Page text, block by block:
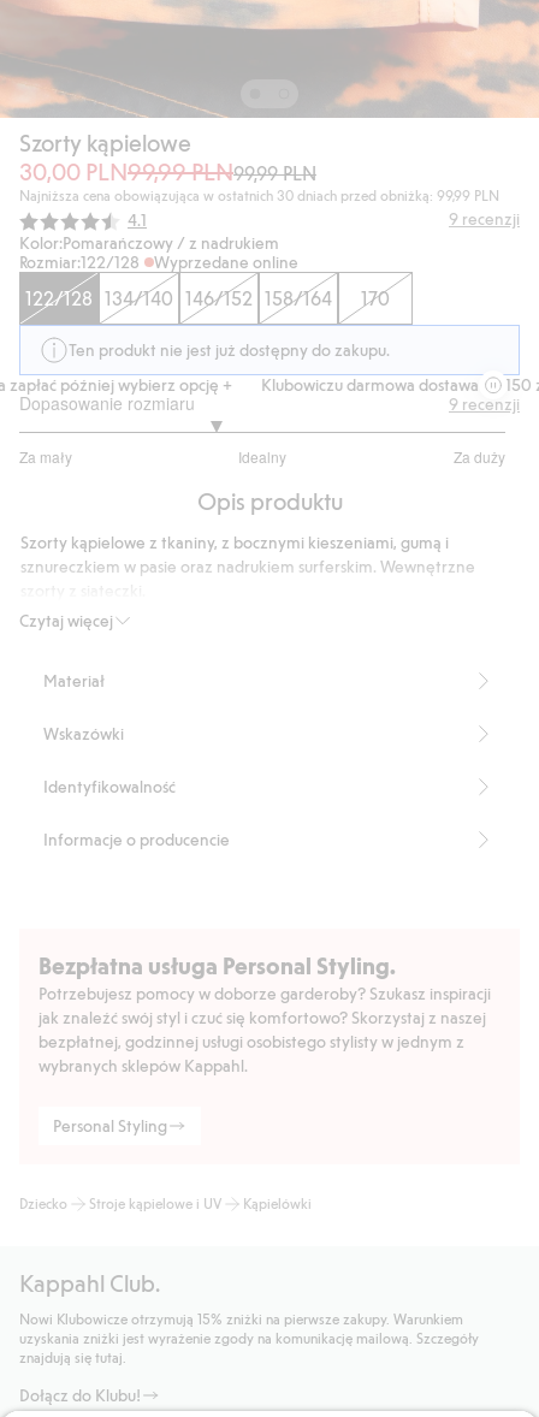
Szorty kąpielowe
30,00 PLN99,99 PLN99,99 PLN
Najniższa cena obowiązująca w ostatnich 30 dniach przed obniżką: 99,99 PLN
Średnia ocena:
4.1 9 recenzji
Kolor:Pomarańczowy / z nadrukiem
Rozmiar:122/128 Wyprzedane online
122/128 134/140 146/152 158/164 170
Ten produkt nie jest już dostępny do zakupu.
później wybierz opcję +
Klubowiczu darmowa dostawa od 150 zł
Dopasowanie rozmiaru
Za mały Idealny Za duży
na
5
głosów
9 recenzji
Opis produktu
Czytaj więcej
Szorty kąpielowe z tkaniny, z bocznymi kieszeniami, gumą i
sznureczkiem w pasie oraz nadrukiem surferskim. Wewnętrzne
Numer artykułu
Materiał
Wskazówki
Identyfikowalność
Informacje o producencie
Bezpłatna usługa Personal Styling.
Potrzebujesz pomocy w doborze garderoby? Szukasz inspiracji
jak znaleźć swój styl i czuć się komfortowo? Skorzystaj z naszej
bezpłatnej, godzinnej usługi osobistego stylisty w jednym z
wybranych sklepów Kappahl.
Personal Styling
Dziecko Stroje kąpielowe i UV Kąpielówki
Kappahl Club.
Nowi Klubowicze otrzymują 15% zniżki na pierwsze zakupy. Warunkiem
uzyskania zniżki jest wyrażenie zgody na komunikację mailową. Szczegóły
znajdują się tutaj.
Dołącz do Klubu!